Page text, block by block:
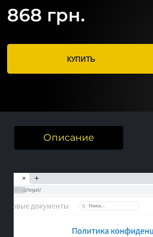
868 грн.
КУПИТЬ
Описание